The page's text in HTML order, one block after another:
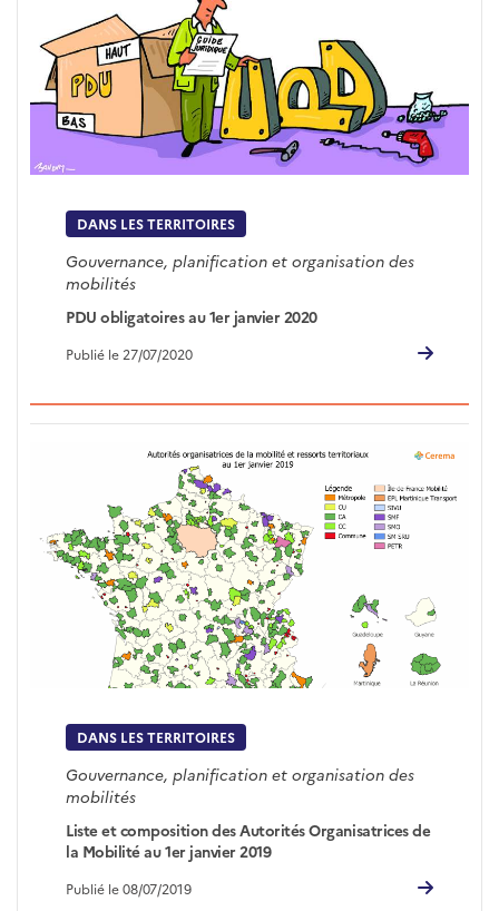
DANS LES TERRITOIRES
Gouvernance, planification et organisation des
mobilités
PDU obligatoires au 1er janvier 2020
Publié le 27/07/2020
DANS LES TERRITOIRES
Gouvernance, planification et organisation des
mobilités
Liste et composition des Autorités Organisatrices de
la Mobilité au 1er janvier 2019
Publié le 08/07/2019